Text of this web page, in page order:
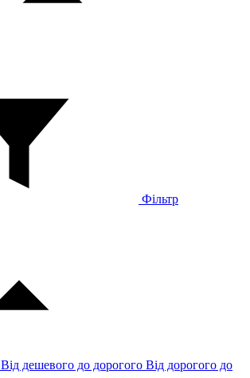
Фільтр
Від дешевого до дорогого Від дорогого до